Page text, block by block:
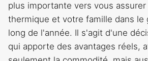
plus importante vers vous
thermique et votre famille dans le
long de l'année. Il s'agit d'une
qui apporte des avantages réels,